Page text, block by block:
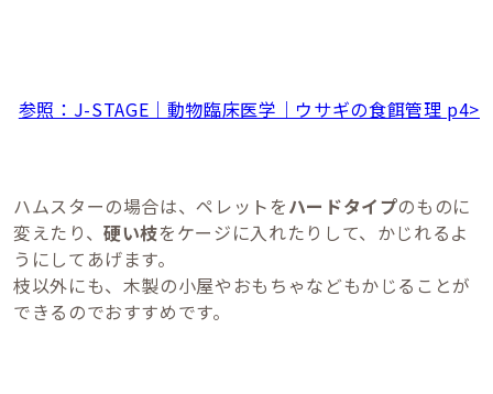
参照：J-STAGE｜動物臨床医学｜ウサギの食餌管理 p4>
ハムスターの場合は、ペレットをハードタイプのものに
変えたり、硬い枝をケージに入れたりして、かじれるよ
うにしてあげます。
枝以外にも、木製の小屋やおもちゃなどもかじることが
できるのでおすすめです。